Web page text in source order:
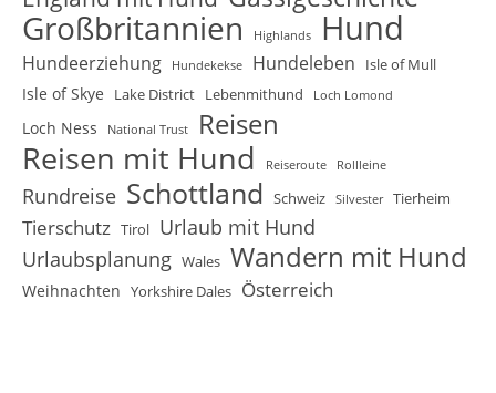
Großbritannien Highlands Hund
Hundeerziehung Hundekekse Hundeleben Isle of Mull
Isle of Skye Lake District Lebenmithund Loch Lomond
Loch Ness National Trust Reisen
Reisen mit Hund Reiseroute Rollleine
Rundreise Schottland Schweiz Silvester Tierheim
Tierschutz Tirol Urlaub mit Hund
Urlaubsplanung Wales Wandern mit Hund
Weihnachten Yorkshire Dales Österreich